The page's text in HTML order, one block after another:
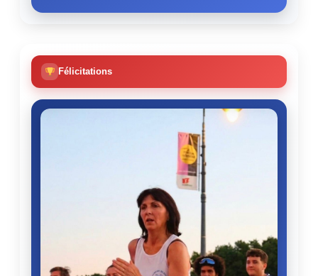
Félicitations